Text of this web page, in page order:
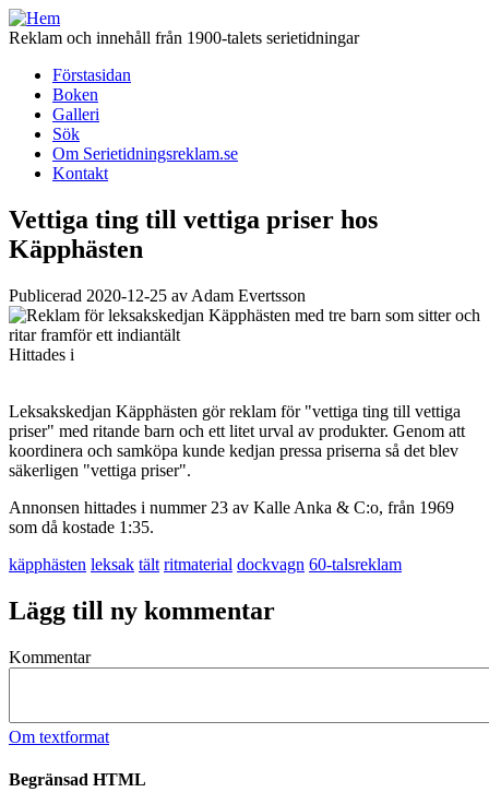
Hoppa
till
Reklam och innehåll från 1900-talets serietidningar
Huvudmeny
(för
Serietidningsreklam.se)
Förstasidan
Boken
Galleri
Sök
Om Serietidningsreklam.se
Kontakt
Vettiga ting till vettiga priser hos
Käpphästen
Publicerad 2020-12-25 av Adam Evertsson
Hittades i
Leksakskedjan Käpphästen gör reklam för "vettiga ting till vettiga
priser" med ritande barn och ett litet urval av produkter. Genom att
koordinera och samköpa kunde kedjan pressa priserna så det blev
säkerligen "vettiga priser".
Annonsen hittades i nummer 23 av Kalle Anka & C:o, från 1969
som då kostade 1:35.
käpphästen leksak tält ritmaterial dockvagn 60-talsreklam
Lägg till ny kommentar
Kommentar
Om textformat
Begränsad HTML